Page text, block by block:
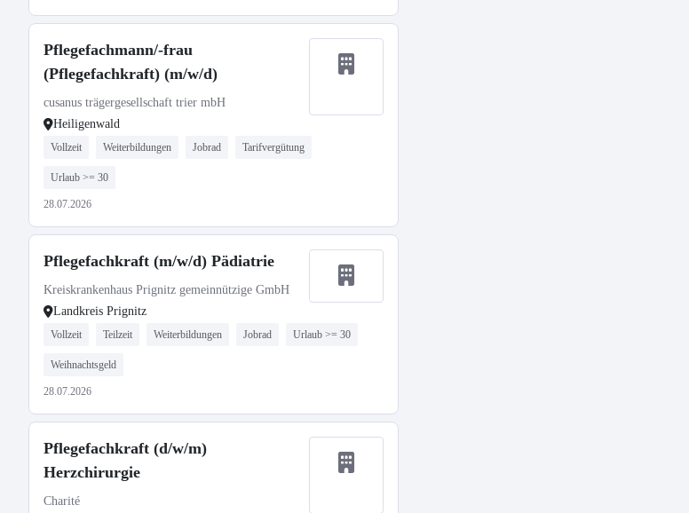
Pflegefachmann/-frau
(Pflegefachkraft) (m/w/d)
cusanus trägergesellschaft trier mbH
Heiligenwald
Vollzeit Weiterbildungen Jobrad Tarifvergütung
Urlaub >= 30
28.07.2026
Pflegefachkraft (m/w/d) Pädiatrie
Kreiskrankenhaus Prignitz gemeinnützige GmbH
Landkreis Prignitz
Vollzeit Teilzeit Weiterbildungen Jobrad Urlaub >= 30
Weihnachtsgeld
28.07.2026
Pflegefachkraft (d/w/m)
Herzchirurgie
Charité